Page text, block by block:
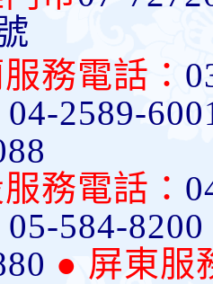
務電話：
04-2589-
務電話：
05-584-8200
● 屏東服